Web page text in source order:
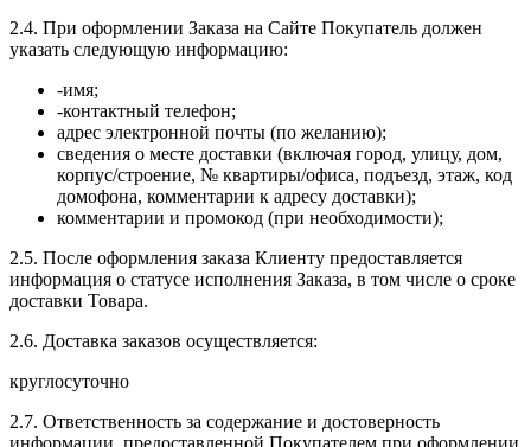
2.4. При оформлении Заказа на Сайте Покупатель должен
указать следующую информацию:
-имя;
-контактный телефон;
адрес электронной почты (по желанию);
сведения о месте доставки (включая город, улицу, дом,
корпус/строение, № квартиры/офиса, подъезд, этаж, код
домофона, комментарии к адресу доставки);
комментарии и промокод (при необходимости);
2.5. После оформления заказа Клиенту предоставляется
информация о статусе исполнения Заказа, в том числе о сроке
доставки Товара.
2.6. Доставка заказов осуществляется:
круглосуточно
2.7. Ответственность за содержание и достоверность